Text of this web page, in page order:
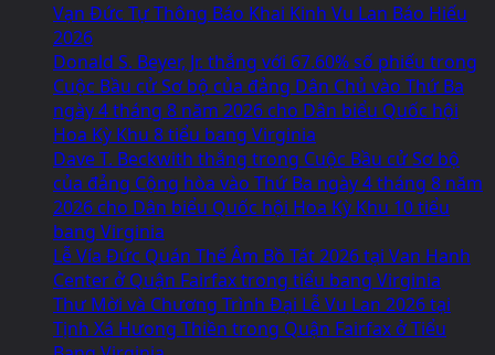
Vạn Đức Tự Thông Báo Khai Kinh Vu Lan Báo Hiếu
2026
Donald S. Beyer, Jr. thắng với 67.60% số phiếu trong
Cuộc Bầu cử Sơ bộ của đảng Dân Chủ vào Thứ Ba
ngày 4 tháng 8 năm 2026 cho Dân biểu Quốc hội
Hoa Kỳ Khu 8 tiểu bang Virginia
Dave T. Beckwith thắng trong Cuộc Bầu cử Sơ bộ
của đảng Cộng hòa vào Thứ Ba ngày 4 tháng 8 năm
2026 cho Dân biểu Quốc hội Hoa Kỳ Khu 10 tiểu
bang Virginia
Lễ Vía Đức Quán Thế Âm Bồ Tát 2026 tại Van Hanh
Center ở Quận Fairfax trong tiểu bang Virginia
Thư Mời và Chương Trình Đại Lễ Vu Lan 2026 tại
Tịnh Xá Hưong Thiền trong Quận Fairfax ở Tiểu